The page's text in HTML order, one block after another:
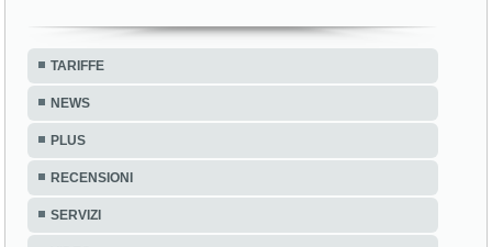
TARIFFE
NEWS
PLUS
RECENSIONI
SERVIZI